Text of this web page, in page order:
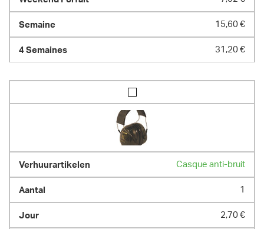
15,60 €
31,20 €
Casque anti-bruit
1
2,70 €